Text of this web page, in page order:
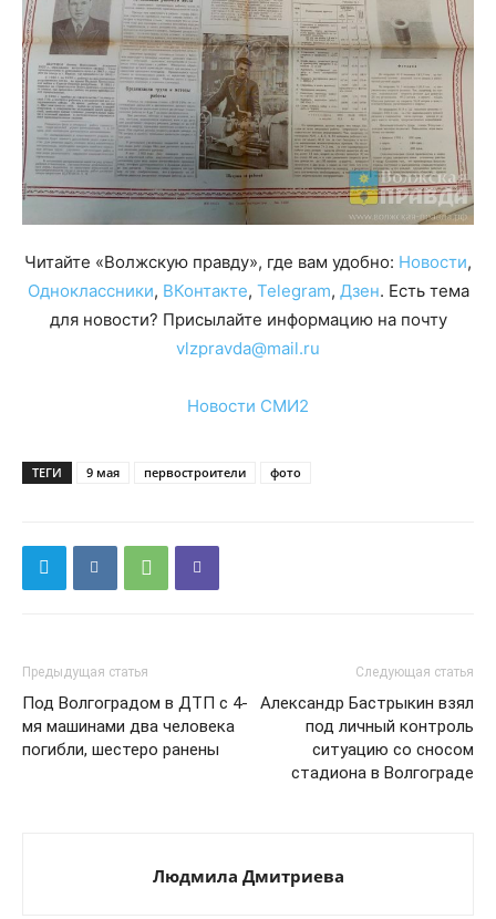
Читайте «Волжскую правду», где вам удобно: Новости,
Одноклассники, ВКонтакте, Telegram, Дзен. Есть тема
для новости? Присылайте информацию на почту
vlzpravda@mail.ru
Новости СМИ2
ТЕГИ 9 мая первостроители фото
Предыдущая статья
Под Волгоградом в ДТП с 4-
мя машинами два человека
погибли, шестеро ранены
Следующая статья
Александр Бастрыкин взял
под личный контроль
ситуацию со сносом
стадиона в Волгограде
Людмила Дмитриева